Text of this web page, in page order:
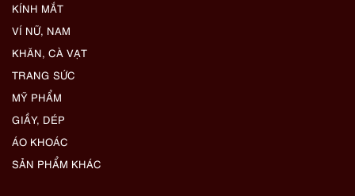
KÍNH MẮT
VÍ NỮ, NAM
KHĂN, CÀ VẠT
TRANG SỨC
MỸ PHẨM
GIẦY, DÉP
ÁO KHOÁC
SẢN PHẨM KHÁC